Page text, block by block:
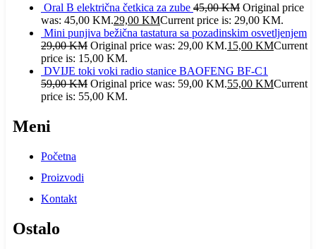
Oral B električna četkica za zube 45,00KM Original price
was: 45,00 KM.29,00 KMCurrent price is: 29,00 KM.
Mini punjiva bežična tastatura sa pozadinskim osvetljenjem
29,00KM Original price was: 29,00 KM.15,00 KMCurrent
price is: 15,00 KM.
DVIJE toki voki radio stanice BAOFENG BF-C1
59,00KM Original price was: 59,00 KM.55,00 KMCurrent
price is: 55,00 KM.
Meni
Početna
Proizvodi
Kontakt
Ostalo